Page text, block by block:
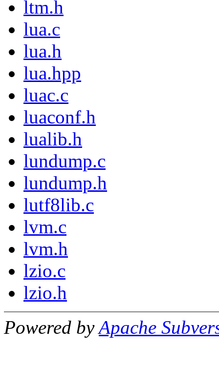
ltm.h
lua.c
lua.h
lua.hpp
luac.c
luaconf.h
lualib.h
lundump.c
lundump.h
lutf8lib.c
lvm.c
lvm.h
lzio.c
lzio.h
Powered byApache